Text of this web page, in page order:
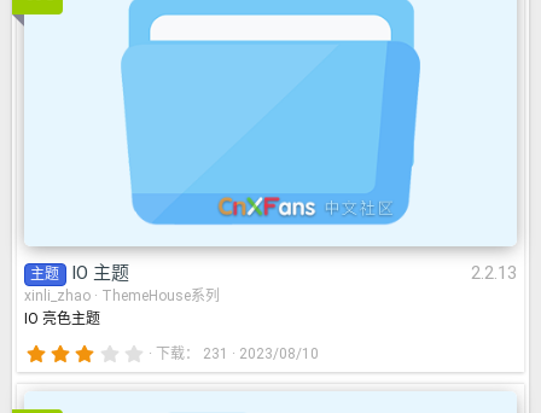
IO 主题 2.2.13
主题 IO 主题 2.2.13
xinli_zhao
ThemeHouse系列
IO 亮色主题
3
.
3
下载 231 2023/08/10